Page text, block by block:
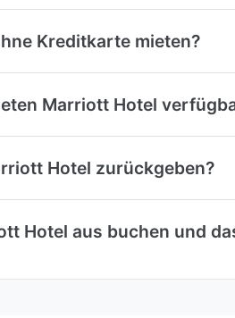
Kreditkarte mieten?
Marriott Hotel
Hotel zurückgeben?
Hotel aus buchen und